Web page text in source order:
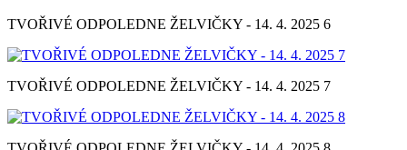
TVOŘIVÉ ODPOLEDNE ŽELVIČKY - 14. 4. 2025 6
TVOŘIVÉ ODPOLEDNE ŽELVIČKY - 14. 4. 2025 7